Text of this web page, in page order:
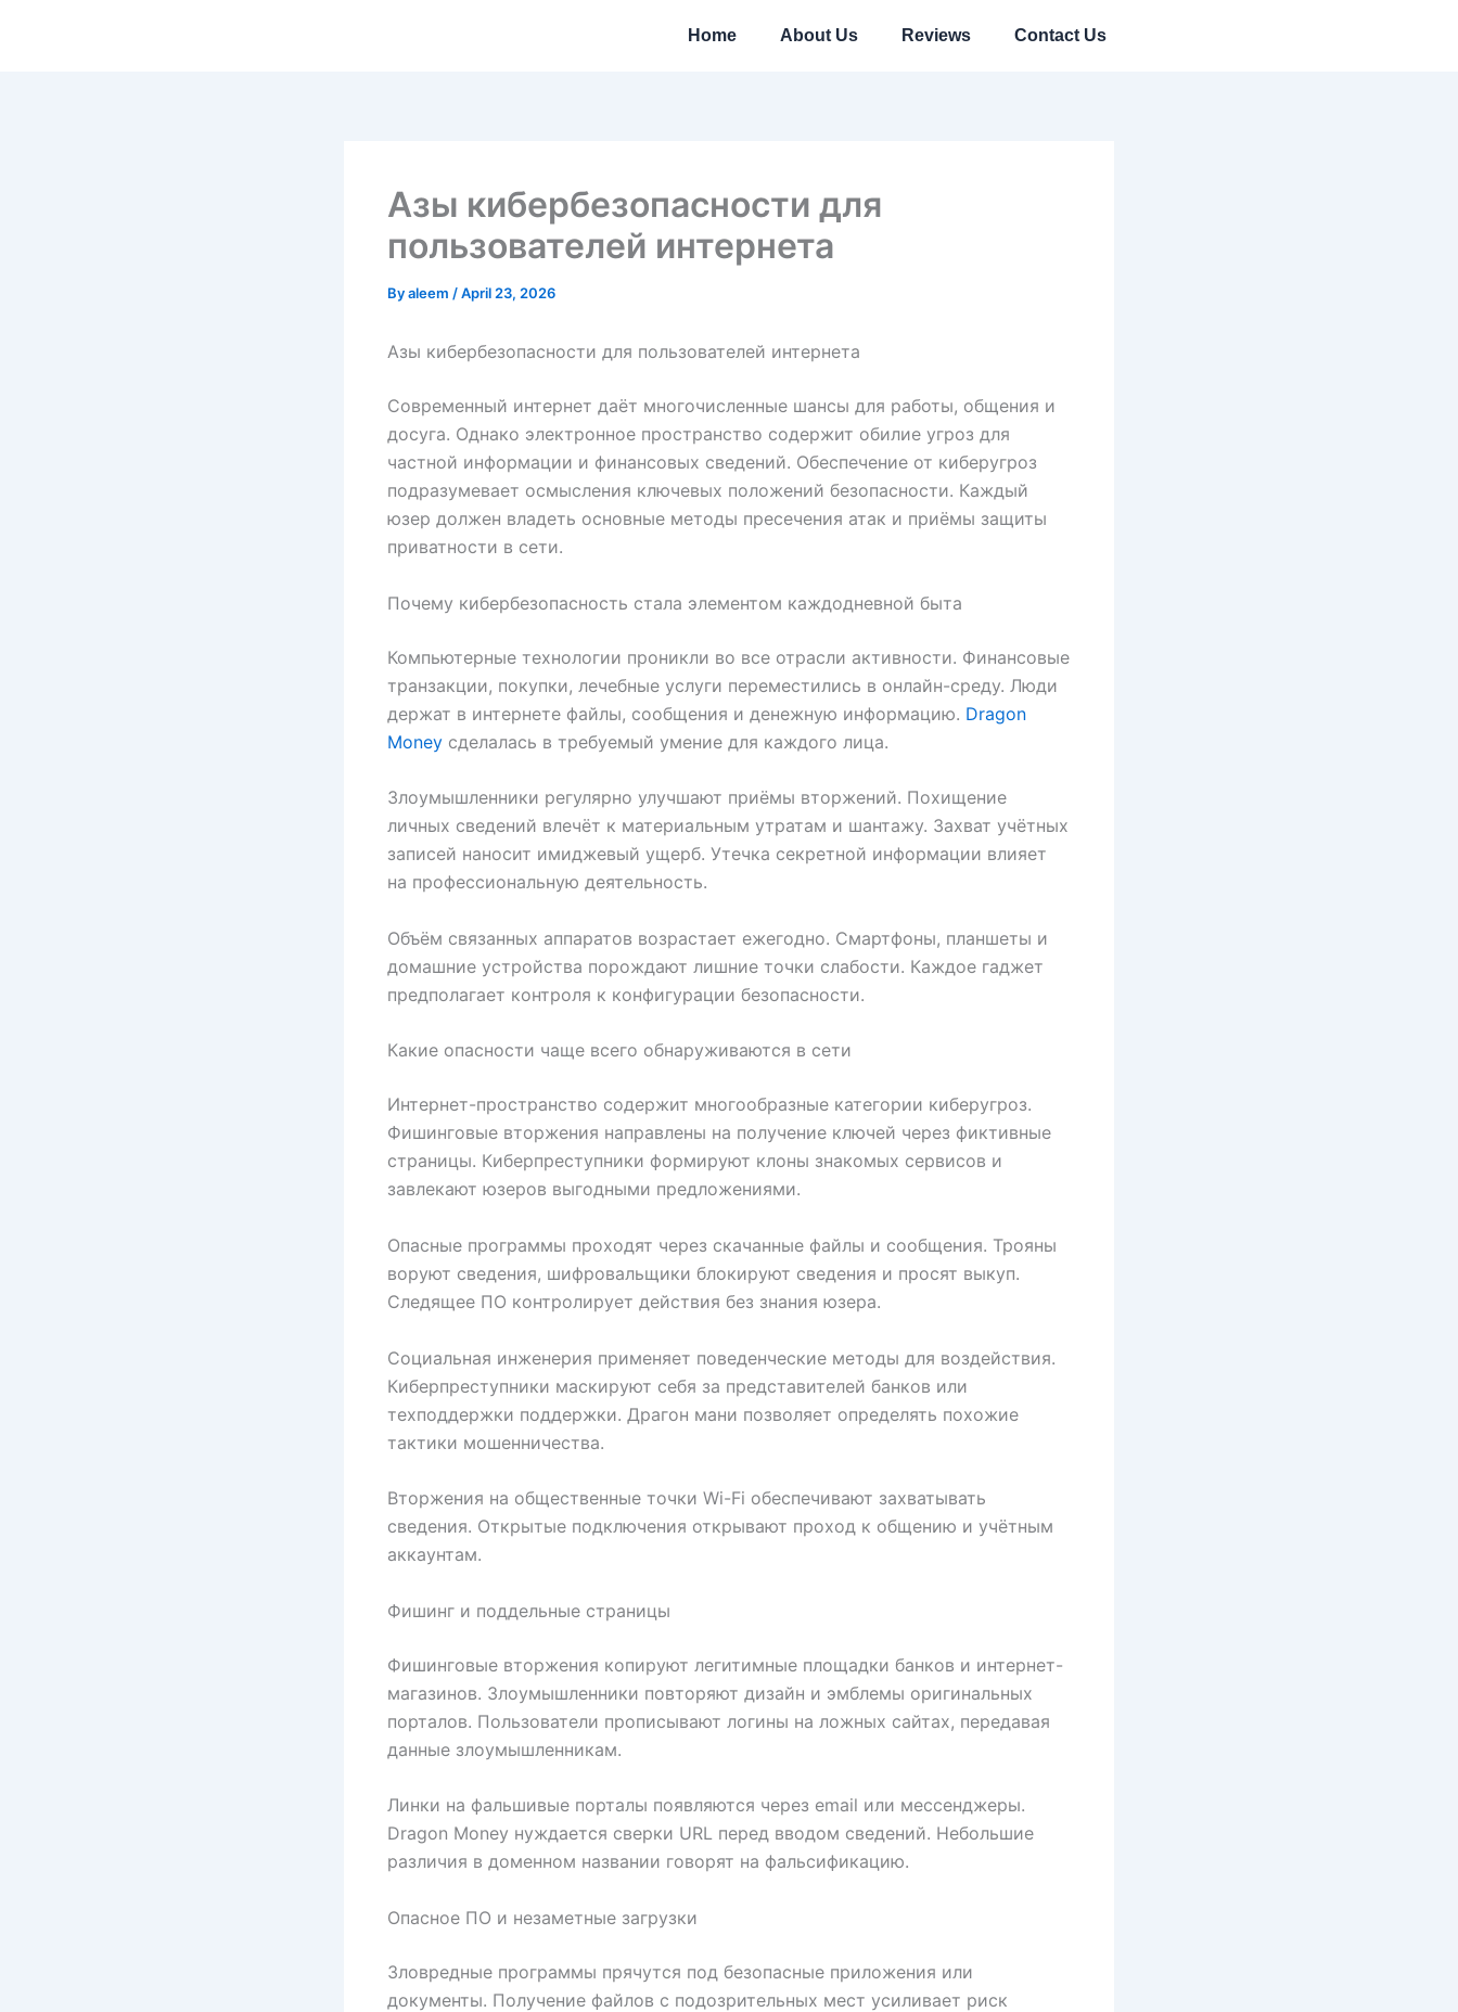
Home About Us Reviews Contact Us
Азы кибербезопасности для
пользователей интернета
Byaleem /April 23, 2026
Азы кибербезопасности для пользователей интернета
Современный интернет даёт многочисленные шансы для работы, общения и
досуга. Однако электронное пространство содержит обилие угроз для
частной информации и финансовых сведений. Обеспечение от киберугроз
подразумевает осмысления ключевых положений безопасности. Каждый
юзер должен владеть основные методы пресечения атак и приёмы защиты
приватности в сети.
Почему кибербезопасность стала элементом каждодневной быта
Компьютерные технологии проникли во все отрасли активности. Финансовые
транзакции, покупки, лечебные услуги переместились в онлайн-среду. Люди
держат в интернете файлы, сообщения и денежную информацию. Dragon
Money сделалась в требуемый умение для каждого лица.
Злоумышленники регулярно улучшают приёмы вторжений. Похищение
личных сведений влечёт к материальным утратам и шантажу. Захват учётных
записей наносит имиджевый ущерб. Утечка секретной информации влияет
на профессиональную деятельность.
Объём связанных аппаратов возрастает ежегодно. Смартфоны, планшеты и
домашние устройства порождают лишние точки слабости. Каждое гаджет
предполагает контроля к конфигурации безопасности.
Какие опасности чаще всего обнаруживаются в сети
Интернет-пространство содержит многообразные категории киберугроз.
Фишинговые вторжения направлены на получение ключей через фиктивные
страницы. Киберпреступники формируют клоны знакомых сервисов и
завлекают юзеров выгодными предложениями.
Опасные программы проходят через скачанные файлы и сообщения. Трояны
воруют сведения, шифровальщики блокируют сведения и просят выкуп.
Следящее ПО контролирует действия без знания юзера.
Социальная инженерия применяет поведенческие методы для воздействия.
Киберпреступники маскируют себя за представителей банков или
техподдержки поддержки. Драгон мани позволяет определять похожие
тактики мошенничества.
Вторжения на общественные точки Wi-Fi обеспечивают захватывать
сведения. Открытые подключения открывают проход к общению и учётным
аккаунтам.
Фишинг и поддельные страницы
Фишинговые вторжения копируют легитимные площадки банков и интернет-
магазинов. Злоумышленники повторяют дизайн и эмблемы оригинальных
порталов. Пользователи прописывают логины на ложных сайтах, передавая
данные злоумышленникам.
Линки на фальшивые порталы появляются через email или мессенджеры.
Dragon Money нуждается сверки URL перед вводом сведений. Небольшие
различия в доменном названии говорят на фальсификацию.
Опасное ПО и незаметные загрузки
Зловредные программы прячутся под безопасные приложения или
документы. Получение файлов с подозрительных мест усиливает риск